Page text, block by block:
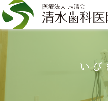
いび